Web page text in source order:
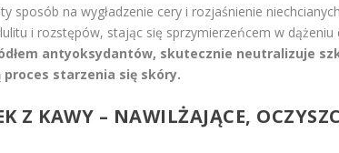
sposób na wygładzenie cery i rozjaśnienie
i rozstępów, stając się sprzymierzeńcem w dążeniu
antyoksydantów, skutecznie neutralizuje
starzenia się skóry.
Z KAWY – NAWILŻAJĄCE,